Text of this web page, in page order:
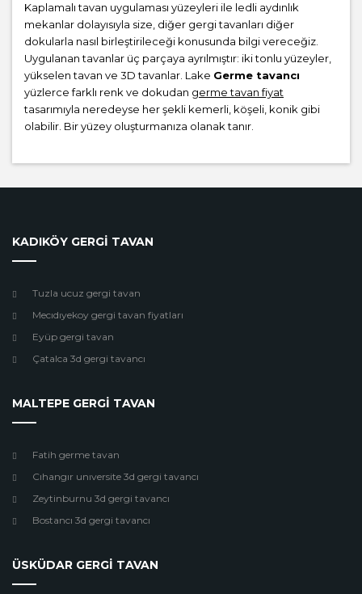
Kaplamalı tavan uygulaması yüzeyleri ile ledli aydınlık
mekanlar dolayısıyla size, diğer gergi tavanları diğer
dokularla nasıl birleştirileceği konusunda bilgi vereceğiz.
Uygulanan tavanlar üç parçaya ayrılmıştır: iki tonlu yüzeyler,
yükselen tavan ve 3D tavanlar. Lake Germe tavancı
yüzlerce farklı renk ve dokudan germe tavan fiyat
tasarımıyla neredeyse her şekli kemerli, köşeli, konik gibi
olabilir. Bir yüzey oluşturmanıza olanak tanır.
KADIKÖY GERGİ TAVAN
Tuzla ucuz gergi tavan
Mecıdıyekoy gergi tavan fiyatları
Eyüp gergi tavan
Çatalca 3d gergi tavancı
MALTEPE GERGİ TAVAN
Fatih germe tavan
Cıhangır unıversite 3d gergi tavancı
Zeytinburnu 3d gergi tavancı
Bostancı 3d gergi tavancı
ÜSKÜDAR GERGİ TAVAN